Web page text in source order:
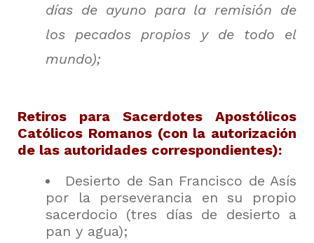
días de ayuno para la remisión de
los pecados propios y de todo el
mundo);
Retiros para Sacerdotes Apostólicos
Católicos Romanos (con la autorización
de las autoridades correspondientes):
Desierto de San Francisco de Asís
por la perseverancia en su propio
sacerdocio (tres días de desierto a
pan y agua);